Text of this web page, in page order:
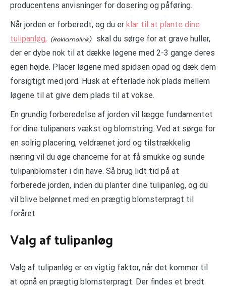
producentens anvisninger for dosering og påføring.
Når jorden er forberedt, og du er klar til at plante dine
tulipanløg,
skal du sørge for at grave huller,
der er dybe nok til at dække løgene med 2-3 gange deres
egen højde. Placer løgene med spidsen opad og dæk dem
forsigtigt med jord. Husk at efterlade nok plads mellem
løgene til at give dem plads til at vokse.
En grundig forberedelse af jorden vil lægge fundamentet
for dine tulipaners vækst og blomstring. Ved at sørge for
en solrig placering, veldrænet jord og tilstrækkelig
næring vil du øge chancerne for at få smukke og sunde
tulipanblomster i din have. Så brug lidt tid på at
forberede jorden, inden du planter dine tulipanløg, og du
vil blive belønnet med en prægtig blomsterpragt til
foråret.
Valg af tulipanløg
Valg af tulipanløg er en vigtig faktor, når det kommer til
at opnå en prægtig blomsterpragt. Der findes et bredt